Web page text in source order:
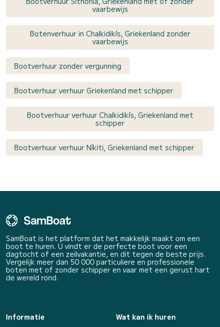
vaarbewijs
Botenverhuur in Chalkidikís, Griekenland zonder
vaarbewijs
Bootverhuur zonder vergunning
Bootverhuur verhuur Griekenland met schipper
Bootverhuur verhuur Chalkidikís, Griekenland met
schipper
Bootverhuur verhuur Níkiti, Griekenland met schipper
SamBoat is het platform dat het makkelijk maakt om een
boot te huren. U vindt er de perfecte boot voor een
dagtocht of een zeilvakantie, en dit tegen de beste prijs.
Vergelijk meer dan 50 000 particuliere en professionele
boten met of zonder schipper en vaar met een gerust hart
de wereld rond.
Informatie
Wat kan ik huren